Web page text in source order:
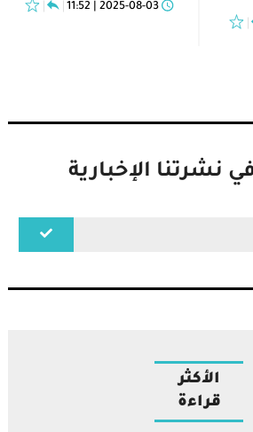
2025-08-03 | 11:52
نشرتنا الإخبارية
الأكثر
قراءة